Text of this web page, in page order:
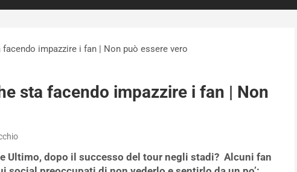
facendo impazzire i fan | Non può essere vero
sta facendo impazzire i fan | Non
Ultimo, dopo il successo del tour negli stadi? Alcuni fan